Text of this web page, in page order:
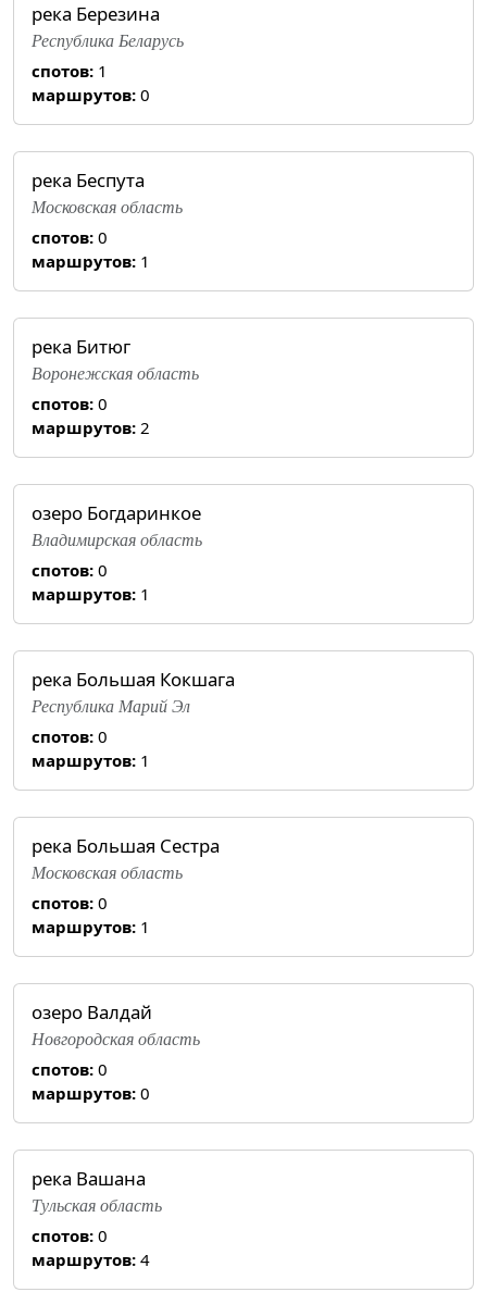
река Березина
Республика Беларусь
спотов: 1
маршрутов: 0
река Беспута
Московская область
спотов: 0
маршрутов: 1
река Битюг
Воронежская область
спотов: 0
маршрутов: 2
озеро Богдаринкое
Владимирская область
спотов: 0
маршрутов: 1
река Большая Кокшага
Республика Марий Эл
спотов: 0
маршрутов: 1
река Большая Сестра
Московская область
спотов: 0
маршрутов: 1
озеро Валдай
Новгородская область
спотов: 0
маршрутов: 0
река Вашана
Тульская область
спотов: 0
маршрутов: 4